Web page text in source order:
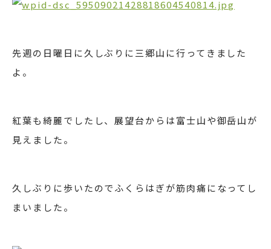
先週の日曜日に久しぶりに三郷山に行ってきました
よ。
紅葉も綺麗でしたし、展望台からは富士山や御岳山が
見えました。
久しぶりに歩いたのでふくらはぎが筋肉痛になってし
まいました。